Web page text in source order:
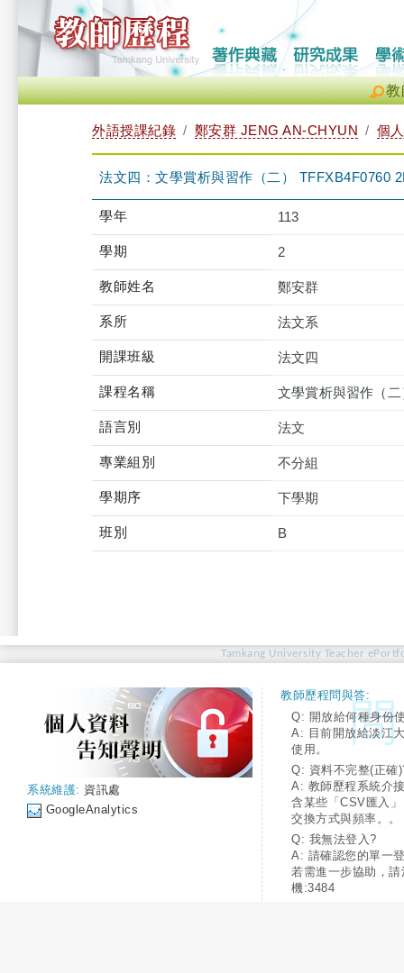
教
外語授課紀錄 鄭安群 JENG AN-CHYUN 個
法文四：文學賞析與習作（二） TFFXB4F0760
學年 113
學期 2
教師姓名 鄭安群
系所 法文系
開課班級 法文四
課程名稱 文學賞析與習作（二
語言別 法文
專業組別 不分組
學期序 下學期
班別 B
Tamkang University Teacher
系統維護: 資訊處
GoogleAnalytics
教師歷程問與答:
Q: 開放給何種身份
A: 目前開放給淡江
使用。
Q: 資料不完整(正確
A: 教師歷程系統介
含某些「CSV匯入
交換方式與頻率。。
Q: 我無法登入?
A: 請確認您的單一
若需進一步協助，
機:3484